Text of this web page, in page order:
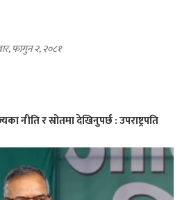
फागुन २, २०८१
नीति र स्रोतमा देखिनुपर्छ : उपराष्ट्रपति